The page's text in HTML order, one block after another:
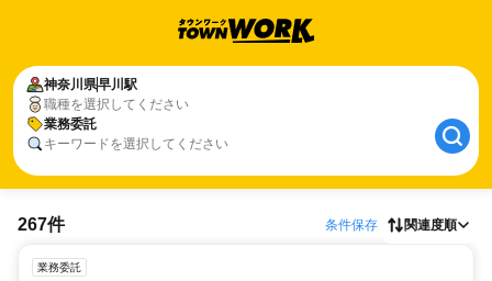
神奈川県早川駅
職種を選択してください
業務委託
キーワードを選択してください
267件 条件保存 関連度順
業務委託